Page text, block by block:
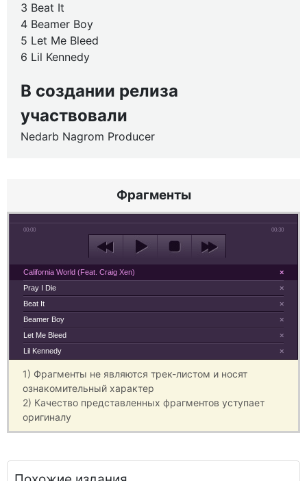
3 Beat It
4 Beamer Boy
5 Let Me Bleed
6 Lil Kennedy
В создании релиза
участвовали
Nedarb Nagrom Producer
Фрагменты
00:00 00:30
×
California World (Feat. Craig Xen)
×
Pray I Die
×
Beat It
×
Beamer Boy
×
Let Me Bleed
×
Lil Kennedy
1) Фрагменты не являются трек-листом и носят
ознакомительный характер
2) Качество представленных фрагментов уступает
оригиналу